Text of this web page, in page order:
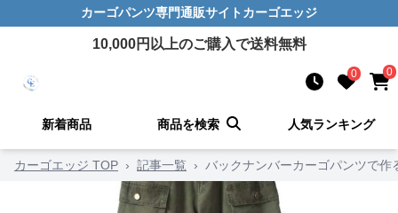
カーゴパンツ専門通販サイト カーゴエッジ
10,000円以上のご購入で送料無料
0 0
新着商品 商品を検索 人気ランキング
カーゴエッジ TOP › 記事一覧 › バックナンバーカーゴパンツで作